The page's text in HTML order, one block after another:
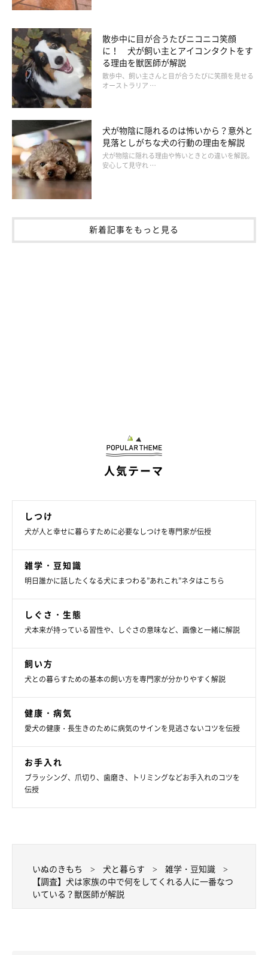
【獣医師解説】「家族の中で犬が一番なつく
人」ベスト3、犬に好かれる理由とは
て、 いぬのきもち獣医師相談室の岡本りさ先生
きます。
「一緒にいる時間が長い人」に犬がなつきやすい理由
は？
――「一緒にいる時間が長い人」が犬に好かれやすい背景には、
岡本先生：
散歩中に目が合うたびニコニコ笑顔
に！ 犬が飼い主とアイコンタクトをす
る理由を獣医師が解説
散歩中、飼い主さんと目が合うたびに笑顔を見せる
オーストラリア …
犬が物陰に隠れるのは怖いから？意外と
見落としがちな犬の行動の理由を解説
犬が物陰に隠れる理由や怖いときとの違いを解説。
安心して見守れ …
新着記事をもっと見る
人気テーマ
しつけ
犬が人と幸せに暮らすために必要なしつけを専門家が伝授
雑学・豆知識
明日誰かに話したくなる犬にまつわる”あれこれ”ネタはこちら
しぐさ・生態
犬本来が持っている習性や、しぐさの意味など、画像と一緒に解説
飼い方
犬との暮らすための基本の飼い方を専門家が分かりやすく解説
健康・病気
愛犬の健康・長生きのために病気のサインを見逃さないコツを伝授
お手入れ
ブラッシング、爪切り、歯磨き、トリミングなどお手入れのコツを
伝授
いぬのきもち 犬と暮らす
雑学・豆知識
【調査】犬は家族の中で何をしてくれる人に一番なつ
いている？獣医師が解説